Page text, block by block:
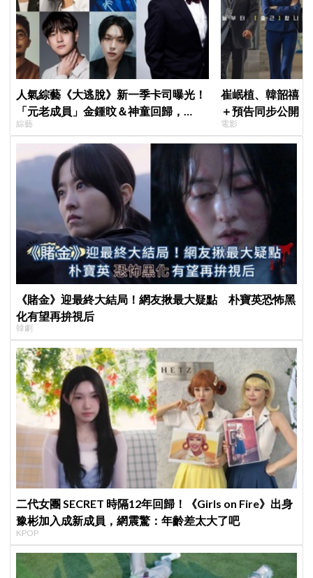
人氣綜藝《大逃脫》新一季卡司曝光！
「元老成員」金鍾旼＆神童回歸，
SEVENTEEN 勝寛驚喜加盟，姜鎬童缺
席成最大焦點
綜藝
崔岷植、韓韶禧
＋預告同步公開
美女CEO
電影
《賭金》迎最終大結局！網友揪最大疑點 朴寶英恐怖黑
化有望再拚視后
韓劇
二代女團 SECRET 時隔12年回歸！《Girls on Fire》出身
豫彬加入成新成員，網震驚：年齡差太大了吧
KPOP